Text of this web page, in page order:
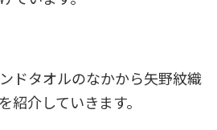
ドタオルのなかから矢野紋織
紹介していきます。